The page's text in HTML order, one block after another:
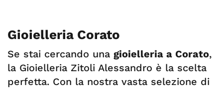
Gioielleria Corato
Se stai cercando una gioielleria a Corato,
la Gioielleria Zitoli Alessandro è la scelta
perfetta. Con la nostra vasta selezione di